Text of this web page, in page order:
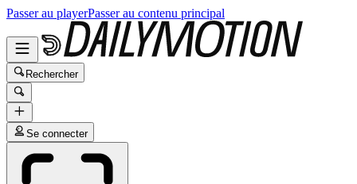
Passer au playerPasser au contenu principal
Rechercher
Se connecter